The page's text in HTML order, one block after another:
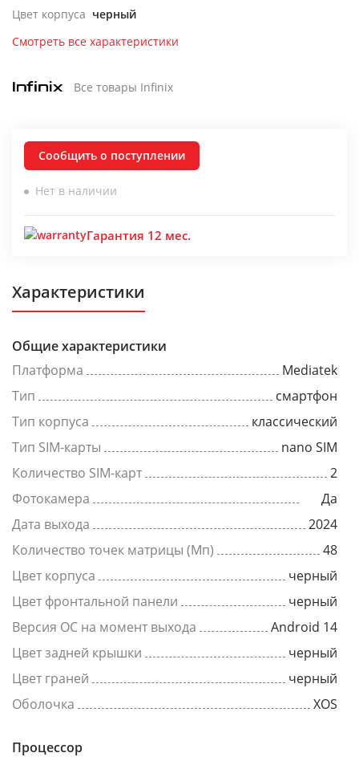
Цвет корпуса черный
Смотреть все характеристики
Все товары Infinix
Сообщить о поступлении
Нет в наличии
Гарантия 12 мес.
Характеристики
Общие характеристики
Платформа
Mediatek
Тип
смартфон
Тип корпуса
классический
Тип SIM-карты
nano SIM
Количество SIM-карт
2
Фотокамера
Да
Дата выхода
2024
Количество точек матрицы (Мп)
48
Цвет корпуса
черный
Цвет фронтальной панели
черный
Версия ОС на момент выхода
Android 14
Цвет задней крышки
черный
Цвет граней
черный
Оболочка
XOS
Процессор